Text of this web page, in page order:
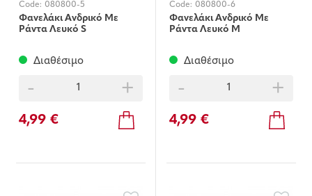
Code: 080800-5
Φανελάκι Ανδρικό Με
Ράντα Λευκό S
Διαθέσιμο
- +
4,99 €
Code: 080800-6
Φανελάκι Ανδρικό Με
Ράντα Λευκό Μ
Διαθέσιμο
- +
4,99 €